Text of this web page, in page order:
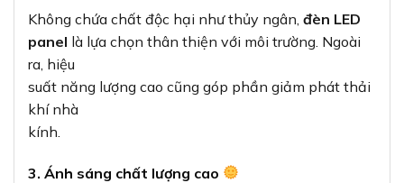
Không chứa chất độc hại như thủy ngân, đèn LED
panel là lựa chọn thân thiện với môi trường. Ngoài
ra, hiệu
suất năng lượng cao cũng góp phần giảm phát thải
khí nhà
kính.
3. Ánh sáng chất lượng cao